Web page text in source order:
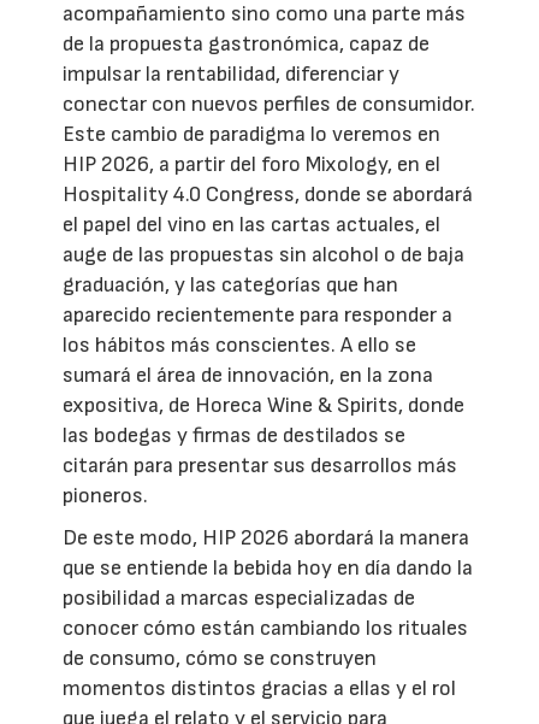
acompañamiento sino como una parte más
de la propuesta gastronómica, capaz de
impulsar la rentabilidad, diferenciar y
conectar con nuevos perfiles de consumidor.
Este cambio de paradigma lo veremos en
HIP 2026, a partir del foro Mixology, en el
Hospitality 4.0 Congress, donde se abordará
el papel del vino en las cartas actuales, el
auge de las propuestas sin alcohol o de baja
graduación, y las categorías que han
aparecido recientemente para responder a
los hábitos más conscientes. A ello se
sumará el área de innovación, en la zona
expositiva, de Horeca Wine & Spirits, donde
las bodegas y firmas de destilados se
citarán para presentar sus desarrollos más
pioneros.
De este modo, HIP 2026 abordará la manera
que se entiende la bebida hoy en día dando la
posibilidad a marcas especializadas de
conocer cómo están cambiando los rituales
de consumo, cómo se construyen
momentos distintos gracias a ellas y el rol